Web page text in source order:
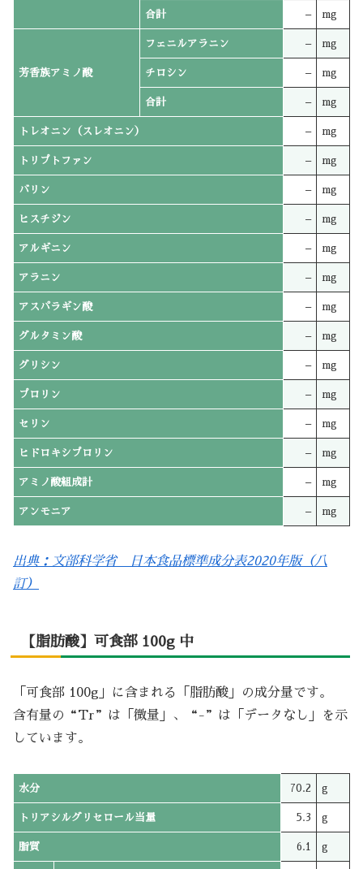
合計 – mg
芳香族アミノ酸
フェニルアラニン – mg
チロシン – mg
合計 – mg
トレオニン（スレオニン） – mg
トリプトファン – mg
バリン – mg
ヒスチジン – mg
アルギニン – mg
アラニン – mg
アスパラギン酸 – mg
グルタミン酸 – mg
グリシン – mg
プロリン – mg
セリン – mg
ヒドロキシプロリン – mg
アミノ酸組成計 – mg
アンモニア – mg
出典：文部科学省 日本食品標準成分表2020年版（八
訂）
【脂肪酸】可食部 100g 中
「可食部 100g」に含まれる「脂肪酸」の成分量です。
含有量の“Tr”は「微量」、“-”は「データなし」を示
しています。
水分 70.2 g
トリアシルグリセロール当量 5.3 g
脂質 6.1 g